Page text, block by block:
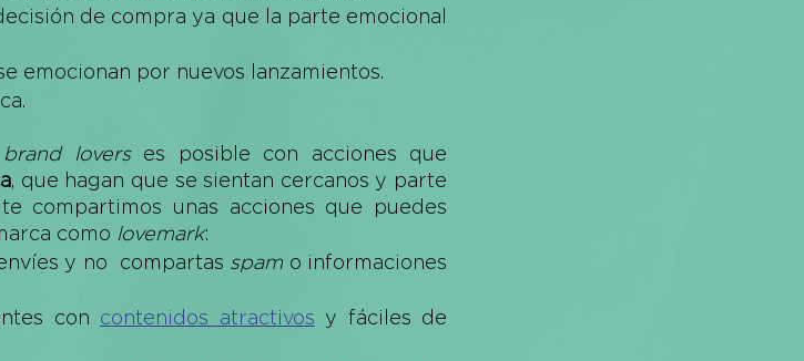
de compra ya que la parte emocional
emocionan por nuevos lanzamientos.
brand lovers
, que hagan que se sientan cercanos y parte
compartimos unas acciones que puedes
como lovemark:
y no  compartas spam o informaciones
con contenidos atractivos y fáciles de